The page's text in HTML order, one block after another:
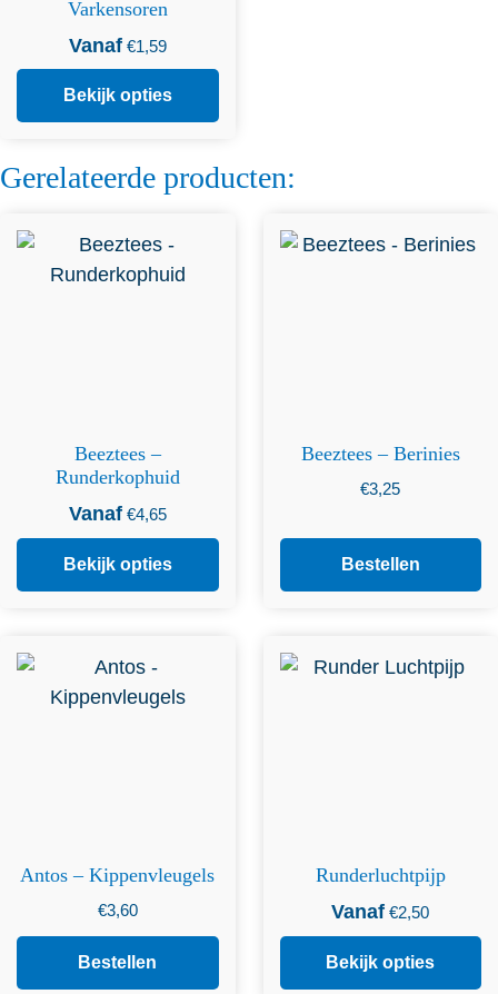
Varkensoren
Vanaf €1,59
Bekijk opties
Gerelateerde producten:
Beeztees –
Runderkophuid
Vanaf €4,65
Bekijk opties
meerdere variaties. Deze
optie kan gekozen worden
Beeztees – Berinies
€3,25
Bestellen
Antos – Kippenvleugels
€3,60
Bestellen
Runderluchtpijp
Vanaf €2,50
Bekijk opties
meerdere variaties. Deze